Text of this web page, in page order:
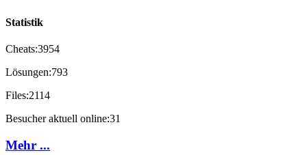
Statistik
Cheats:3954
Lösungen:793
Files:2114
Besucher aktuell online:31
Mehr ...